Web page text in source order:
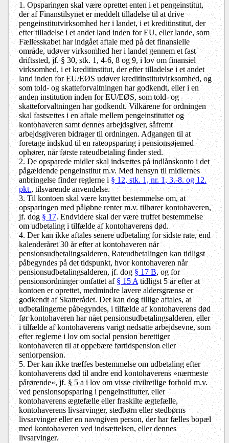
1. Opsparingen skal være oprettet enten i et pengeinstitut,
der af Finanstilsynet er meddelt tilladelse til at drive
pengeinstitutvirksomhed her i landet, i et kreditinstitut, der
efter tilladelse i et andet land inden for EU, eller lande, som
Fællesskabet har indgået aftale med på det finansielle
område, udøver virksomhed her i landet gennem et fast
driftssted, jf. § 30, stk. 1, 4-6, 8 og 9, i lov om finansiel
virksomhed, i et kreditinstitut, der efter tilladelse i et andet
land inden for EU/EØS udøver kreditinstitutvirksomhed, og
som told- og skatteforvaltningen har godkendt, eller i en
anden institution inden for EU/EØS, som told- og
skatteforvaltningen har godkendt. Vilkårene for ordningen
skal fastsættes i en aftale mellem pengeinstituttet og
kontohaveren samt dennes arbejdsgiver, såfremt
arbejdsgiveren bidrager til ordningen. Adgangen til at
foretage indskud til en rateopsparing i pensionsøjemed
ophører, når første rateudbetaling finder sted.
2. De opsparede midler skal indsættes på indlånskonto i det
pågældende pengeinstitut m.v. Med hensyn til midlernes
anbringelse finder reglerne i§ 12, stk. 1, nr. 1, 3.-8. og 12.
pkt., tilsvarende anvendelse.
3. Til kontoen skal være knyttet bestemmelse om, at
opsparingen med påløbne renter m.v. tilhører kontohaveren,
jf. dog§ 17. Endvidere skal der være truffet bestemmelse
om udbetaling i tilfælde af kontohaverens død.
4. Der kan ikke aftales senere udbetaling for sidste rate, end
kalenderåret 30 år efter at kontohaveren når
pensionsudbetalingsalderen. Rateudbetalingen kan tidligst
påbegyndes på det tidspunkt, hvor kontohaveren når
pensionsudbetalingsalderen, jf. dog§ 17 B, og for
pensionsordninger omfattet af§ 15 Atidligst 5 år efter at
kontoen er oprettet, medmindre lavere aldersgrænse er
godkendt af Skatterådet. Det kan dog tillige aftales, at
udbetalingerne påbegyndes, i tilfælde af kontohaverens død
før kontohaveren har nået pensionsudbetalingsalderen, eller
i tilfælde af kontohaverens varigt nedsatte arbejdsevne, som
efter reglerne i lov om social pension berettiger
kontohaveren til at oppebære førtidspension eller
seniorpension.
5. Der kan ikke træffes bestemmelse om udbetaling efter
kontohaverens død til andre end kontohaverens »nærmeste
pårørende«, jf. § 5 a i lov om visse civilretlige forhold m.v.
ved pensionsopsparing i pengeinstitutter, eller
kontohaverens ægtefælle eller fraskilte ægtefælle,
kontohaverens livsarvinger, stedbørn eller stedbørns
livsarvinger eller en navngiven person, der har fælles bopæl
med kontohaveren ved indsættelsen, eller dennes
livsarvinger.